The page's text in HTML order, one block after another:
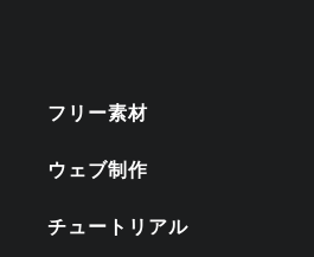
フリー素材
ウェブ制作
チュートリアル